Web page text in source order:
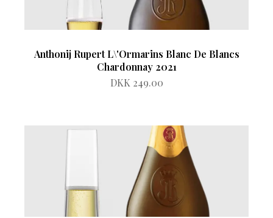
Anthonij Rupert L\'Ormarins Blanc De Blancs
Chardonnay 2021
DKK 249.00